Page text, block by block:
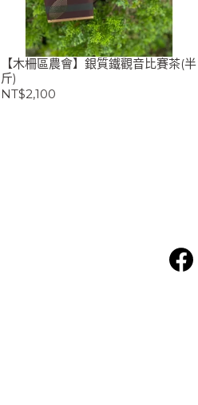
【木柵區農會】銀質鐵觀音比賽茶(半
斤)
NT$2,100